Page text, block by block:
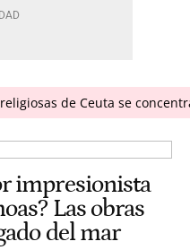
de Ceuta se
impresionista
Las obras
del mar